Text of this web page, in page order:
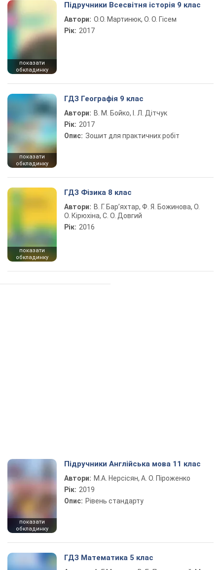
показати
обкладинку
Підручники Всесвітня історія 9 клас
Автори: О.О. Мартинюк, О. О. Гісем
Рік: 2017
показати
обкладинку
ГДЗ Географія 9 клас
Автори: В. М. Бойко, І. Л. Дітчук
Рік: 2017
Опис: Зошит для практичних робіт
показати
обкладинку
ГДЗ Фізика 8 клас
Автори: В. Г. Бар’яхтар, Ф. Я. Божинова, О.
О. Кірюхіна, С. О. Довгий
Рік: 2016
показати
обкладинку
Підручники Англійська мова 11 клас
Автори: М.А. Нерсісян, А. О. Піроженко
Рік: 2019
Опис: Рівень стандарту
ГДЗ Математика 5 клас